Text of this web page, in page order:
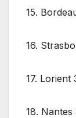
15.
16.
17. Lorient
18. Nantes